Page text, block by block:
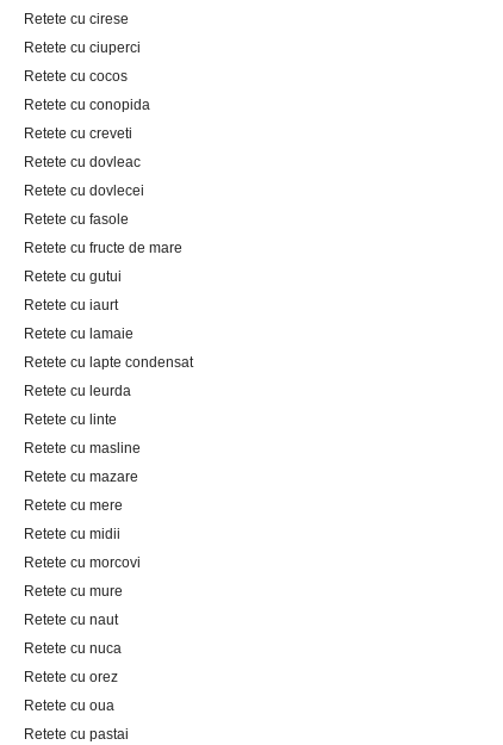
Retete cu cirese
Retete cu ciuperci
Retete cu cocos
Retete cu conopida
Retete cu creveti
Retete cu dovleac
Retete cu dovlecei
Retete cu fasole
Retete cu fructe de mare
Retete cu gutui
Retete cu iaurt
Retete cu lamaie
Retete cu lapte condensat
Retete cu leurda
Retete cu linte
Retete cu masline
Retete cu mazare
Retete cu mere
Retete cu midii
Retete cu morcovi
Retete cu mure
Retete cu naut
Retete cu nuca
Retete cu orez
Retete cu oua
Retete cu pastai